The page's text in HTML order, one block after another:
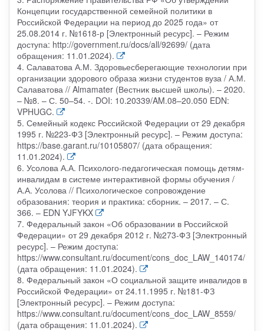
Концепции государственной семейной политики в
Российской Федерации на период до 2025 года» от
25.08.2014 г. №1618-р [Электронный ресурс]. – Режим
доступа: http://government.ru/docs/all/92699/ (дата
обращения: 11.01.2024).
4. Салаватова А.М. Здоровьесберегающие технологии при
организации здорового образа жизни студентов вуза / А.М.
Салаватова // Almamater (Вестник высшей школы). – 2020.
– №8. – С. 50–54. -. DOI: 10.20339/AM.08–20.050 EDN:
VPHUGC.
5. Семейный кодекс Российской Федерации от 29 декабря
1995 г. №223-ФЗ [Электронный ресурс]. – Режим доступа:
https://base.garant.ru/10105807/ (дата обращения:
11.01.2024).
6. Усолова А.А. Психолого-педагогическая помощь детям-
инвалидам в системе интерактивной формы обучения /
А.А. Усолова // Психологическое сопровождение
образования: теория и практика: сборник. – 2017. – С.
366. – EDN YJFYKX
7. Федеральный закон «Об образовании в Российской
Федерации» от 29 декабря 2012 г. №273-ФЗ [Электронный
ресурс]. – Режим доступа:
https://www.consultant.ru/document/cons_doc_LAW_140174/
(дата обращения: 11.01.2024).
8. Федеральный закон «О социальной защите инвалидов в
Российской Федерации» от 24.11.1995 г. №181-ФЗ
[Электронный ресурс]. – Режим доступа:
https://www.consultant.ru/document/cons_doc_LAW_8559/
(дата обращения: 11.01.2024).